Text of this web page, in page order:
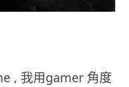
, 我用gamer 角度